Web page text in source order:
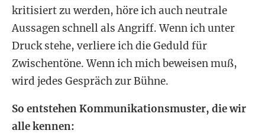
kritisiert zu werden, höre ich auch neutrale
Aussagen schnell als Angriff. Wenn ich unter
Druck stehe, verliere ich die Geduld für
Zwischentöne. Wenn ich mich beweisen muß,
wird jedes Gespräch zur Bühne.
So entstehen Kommunikationsmuster, die wir
alle kennen: